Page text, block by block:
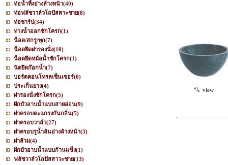
ท่อน้ำทิ้งอ่างล้างหน้า(40)
ท่อฟลัชวาล์วโถปัสสาะชาย(8)
ท่อชาร์ป(34)
ทางน้ำออกชักโครก(1)
น็อต/สกรู/พุก(7)
น็อตยึดฝารองนั่ง(10)
น็อตยึดหม้อน้ำชักโครก(1)
นัตยึดก๊อกน้ำ(7)
บอร์ดคอนโทรลเซ็นเซอร์(0)
ประเก็นยาง(4)
ฝารองนั่งชักโครก(5)
ฝักบัวอาบน้ำแบบสายอ่อน(9)
ฝาครอบตะแกรงกันกลิ่น(5)
ฝาครอบวาล์ว(27)
ฝาครอบรูน้ำล้นอ่างล้างหน้า(3)
ฝาส้วม(4)
ฝักบัวอาบน้ำแบบก้านแข็ง(1)
ฟลัชวาล์วโถปัสสาวะชาย(13)
view